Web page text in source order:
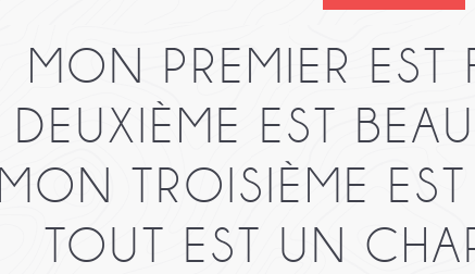
MON PREMIER EST
DEUXIÈME EST
MON TROISIÈME
TOUT EST UN